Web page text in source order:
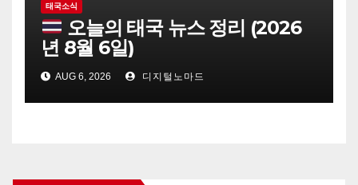
태국소식
오늘의 태국 뉴스 정리 (2026
년 8월 6일)
AUG 6, 2026 디지털노마드